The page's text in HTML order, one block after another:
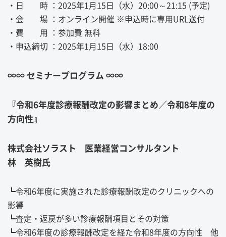
・日 時 ：2025年1月15日（水）20:00～21:15 (予定)
・会 場 ：オンライン開催 ※申込時に専用URL送付
・費 用 ：参加費 無料
・申込締切 ：2025年1月15日（水）18:00
∞∞ セミナープログラム ∞∞
『令和6年度診療報酬改定の影響まとめ／令和8年度の
方向性』
株式会社ソラスト 医業経営コンサルタント
林 英樹氏
┗令和6年度に実施された診療報酬改定のクリニックへの
影響
┗査定・返戻が多い診療報酬項目とその対策
┗令和6年度の診療報酬改定を経た令和8年度の方向性 他